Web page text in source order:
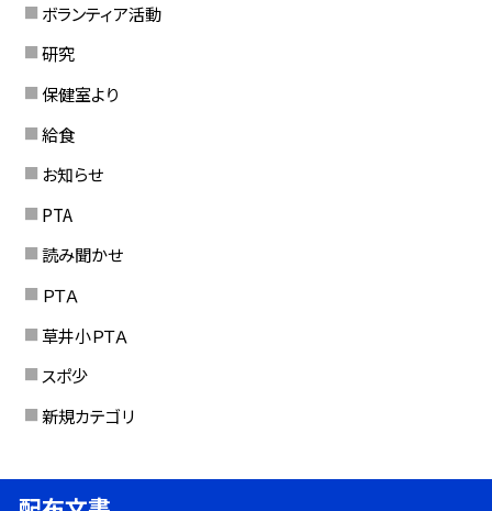
ボランティア活動
研究
保健室より
給食
お知らせ
PTA
読み聞かせ
ＰＴＡ
草井小ＰＴＡ
スポ少
新規カテゴリ